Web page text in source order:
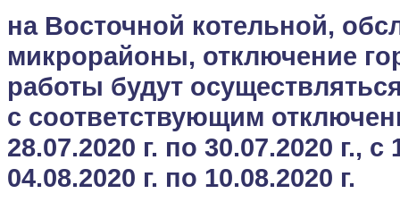
на Восточной котельной,
микрорайоны, отключение
работы будут
с соответствующим
28.07.2020 г. по 30.07.2020 г., с
04.08.2020 г. по 10.08.2020 г.